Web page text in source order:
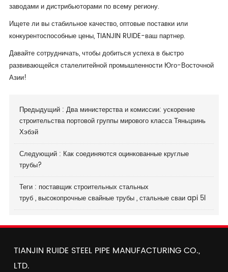
заводами и дистрибьюторами по всему региону.
Ищете ли вы стабильное качество, оптовые поставки или
конкурентоспособные цены, TIANJIN RUIDE-ваш партнер.
Давайте сотрудничать, чтобы добиться успеха в быстро
развивающейся сталелитейной промышленности Юго-Восточной
Азии!
Предыдущий : Два министерства и комиссии: ускорение
строительства портовой группы мирового класса Тяньцзинь
Хэбэй
Следующий : Как соединяются оцинкованные круглые
трубы?
Теги : поставщик строительных стальных
труб, высокопрочные свайные трубы,стальные сваи api 5l
TIANJIN RUIDE STEEL PIPE MANUFACTURING CO.,
LTD.